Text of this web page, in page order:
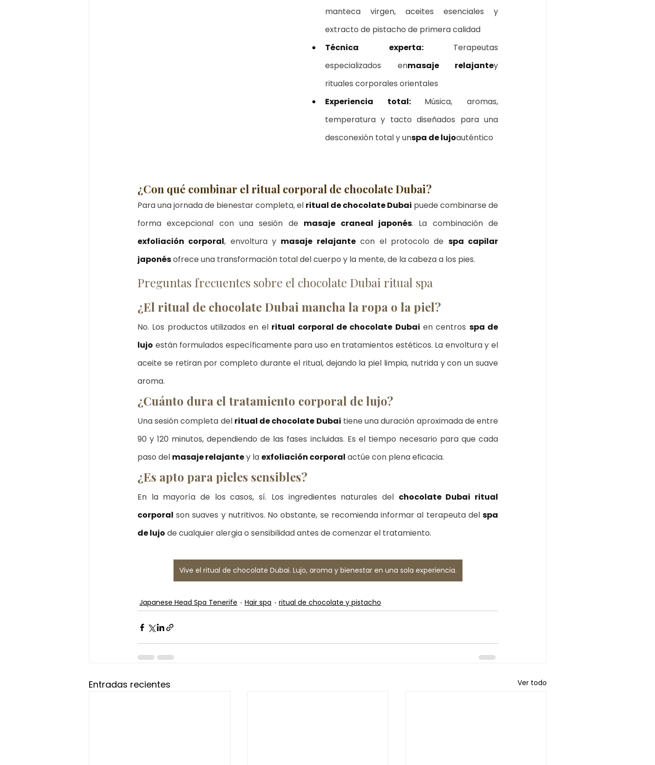
manteca virgen, aceites esenciales y
extracto de pistacho de primera calidad
Técnica experta: Terapeutas
especializados enmasaje relajantey
rituales corporales orientales
Experiencia total: Música, aromas,
temperatura y tacto diseñados para una
desconexión total y unspa de lujoauténtico
¿Con qué combinar el ritual corporal de chocolate Dubai?
Para una jornada de bienestar completa, el ritual de chocolate Dubai puede combinarse de
forma excepcional con una sesión de masaje craneal japonés
exfoliación corporal, envoltura y masaje relajante con el protocolo de spa capilar
japonés ofrece una transformación total del cuerpo y la mente, de la cabeza a los pies.
Preguntas frecuentes sobre el chocolate Dubai ritual spa
¿El ritual de chocolate Dubai mancha la ropa o la piel?
No. Los productos utilizados en el ritual corporal de chocolate Dubai en centros spa de
lujo están formulados específicamente para uso en tratamientos estéticos. La envoltura y el
aceite se retiran por completo durante el ritual, dejando la piel limpia, nutrida y con un suave
aroma.
¿Cuánto dura el tratamiento corporal de lujo?
Una sesión completa del ritual de chocolate Dubai tiene una duración aproximada de entre
90 y 120 minutos, dependiendo de las fases incluidas. Es el tiempo necesario para que cada
paso del masaje relajante y la exfoliación corporal actúe con plena eficacia.
¿Es apto para pieles sensibles?
En la mayoría de los casos, sí. Los ingredientes naturales del chocolate Dubai ritual
corporal son suaves y nutritivos. No obstante, se recomienda informar al terapeuta del spa
de lujo de cualquier alergia o sensibilidad antes de comenzar el tratamiento.
Vive el ritual de chocolate Dubai. Lujo, aroma y bienestar en una sola experiencia.
Japanese Head Spa Tenerife Hair spa ritual de chocolate y pistacho
Entradas recientes Ver todo